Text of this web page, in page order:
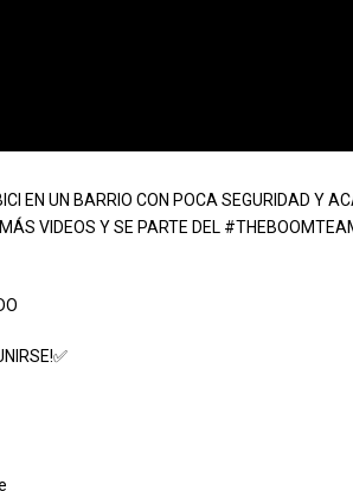
EN UN BARRIO CON POCA SEGURIDAD Y
VIDEOS Y SE PARTE DEL